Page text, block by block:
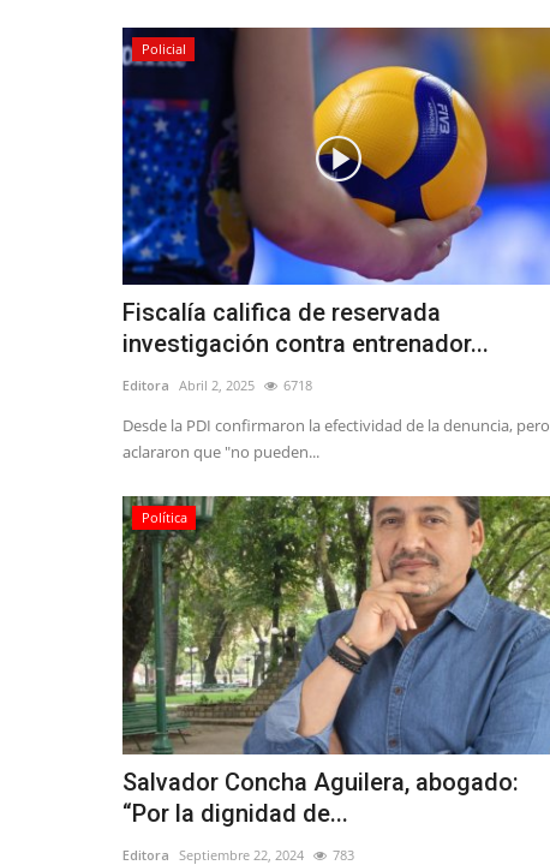
Policial
Fiscalía califica de reservada
investigación contra entrenador...
Editora Abril 2, 2025 6718
Desde la PDI confirmaron la efectividad de la denuncia, pero
aclararon que "no pueden...
Política
Salvador Concha Aguilera, abogado:
“Por la dignidad de...
Editora Septiembre 22, 2024 783